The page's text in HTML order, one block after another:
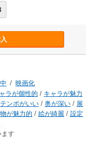
/ 映画化
ラが個性的 / キャラが魅力
テンポがいい / 奥が深い / 展
が魅力的 / 絵が綺麗 / 設定
す